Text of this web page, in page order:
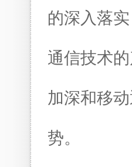
的深入落
通信技术
加深和移
势。